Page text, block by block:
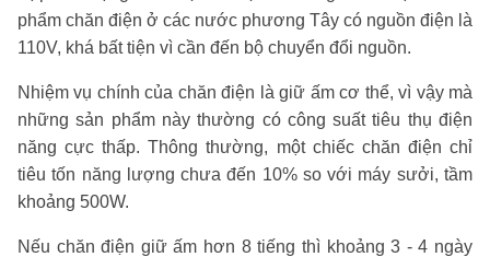
phẩm chăn điện ở các nước phương Tây có nguồn điện là
110V, khá bất tiện vì cần đến bộ chuyển đổi nguồn.
Nhiệm vụ chính của chăn điện là giữ ấm cơ thể, vì vậy mà
những sản phẩm này thường có công suất tiêu thụ điện
năng cực thấp. Thông thường, một chiếc chăn điện chỉ
tiêu tốn năng lượng chưa đến 10% so với máy sưởi, tầm
khoảng 500W.
Nếu chăn điện giữ ấm hơn 8 tiếng thì khoảng 3 - 4 ngày